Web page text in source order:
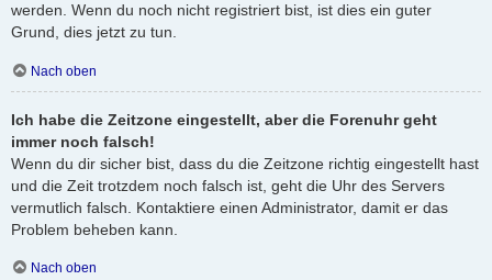
werden. Wenn du noch nicht registriert bist, ist dies ein guter
Grund, dies jetzt zu tun.
Nach oben
Ich habe die Zeitzone eingestellt, aber die Forenuhr geht
immer noch falsch!
Wenn du dir sicher bist, dass du die Zeitzone richtig eingestellt hast
und die Zeit trotzdem noch falsch ist, geht die Uhr des Servers
vermutlich falsch. Kontaktiere einen Administrator, damit er das
Problem beheben kann.
Nach oben